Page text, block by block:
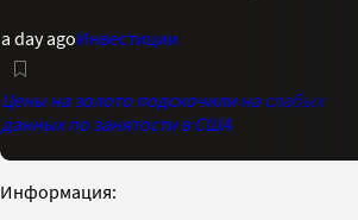
a day agoИнвестиции
Цены на золото подскочили на слабых
данных по занятости в США
Информация: